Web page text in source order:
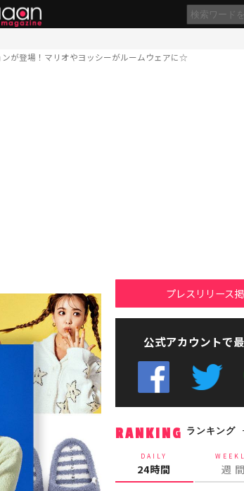
ンが登場！マリオやヨッシーがルームウェアに☆
プレスリリース
公式アカウントで
RANKING ランキング
DAILY
24時間 週 間